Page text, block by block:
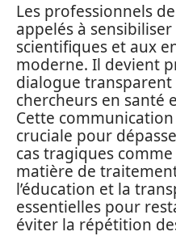
Les professionnels
appelés à
scientifiques et aux
moderne. Il devient
dialogue
chercheurs en santé
Cette
cruciale pour
cas tragiques
matière de
l’éducation et la
essentielles pour
éviter la répétition